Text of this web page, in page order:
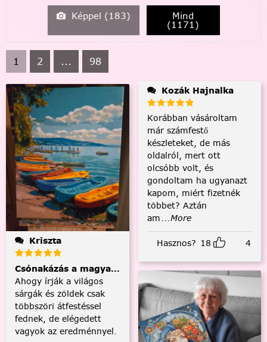
Képpel (183) Mind
(1171)
1 2 ... 98
Kriszta
Csónakázás a magyar tengeren
Ahogy írják a világos
sárgák és zöldek csak
többszöri átfestéssel
fednek, de elégedett
vagyok az eredménnyel.
Kozák Hajnalka
Korábban vásároltam
már számfestő
készleteket, de más
oldalról, mert ott
olcsóbb volt, és
gondoltam ha ugyanazt
kapom, miért fizetnék
többet? Aztán
am ...More
Hasznos? 18 4